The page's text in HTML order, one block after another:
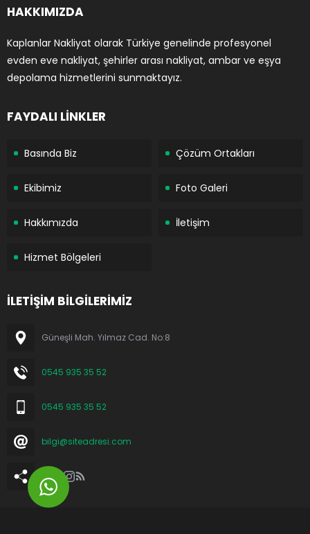
HAKKIMIZDA
Kaplanlar Nakliyat olarak Türkiye genelinde profesyonel
evden eve nakliyat, şehirler arası nakliyat, ambar ve eşya
depolama hizmetlerini sunmaktayız.
FAYDALI LİNKLER
Basında Biz Çözüm Ortakları
Ekibimiz Foto Galeri
Hakkımızda İletişim
Hizmet Bölgeleri
İLETİŞİM BİLGİLERİMİZ
Güneşli Mah. Yılmaz Cad. No:8
0545 935 35 52
0545 935 35 52
bilgi@siteadresi.com